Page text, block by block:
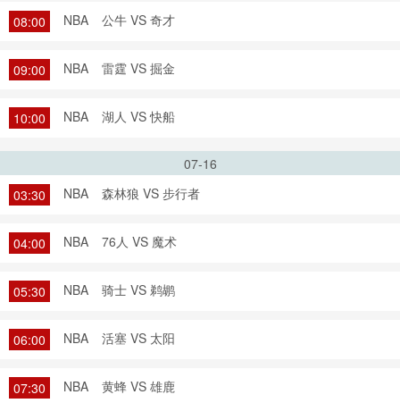
08:00 NBA 公牛 VS 奇才
09:00 NBA 雷霆 VS 掘金
10:00 NBA 湖人 VS 快船
07-16
03:30
NBA 森林狼 VS 步行者
04:00 NBA 76人 VS 魔术
05:30 NBA 骑士 VS 鹈鹕
06:00 NBA 活塞 VS 太阳
07:30 NBA 黄蜂 VS 雄鹿